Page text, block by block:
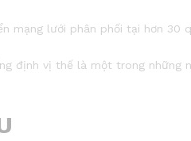
mạng lưới phân phối tại hơn 30
định vị thế là một trong những